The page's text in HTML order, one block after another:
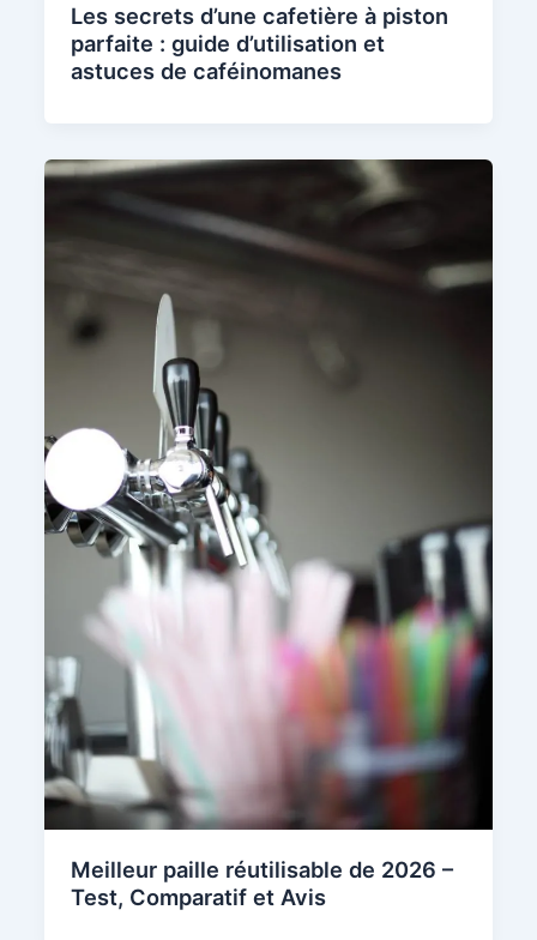
Les secrets d’une cafetière à piston
parfaite : guide d’utilisation et
astuces de caféinomanes
Meilleur paille réutilisable de 2026 –
Test, Comparatif et Avis